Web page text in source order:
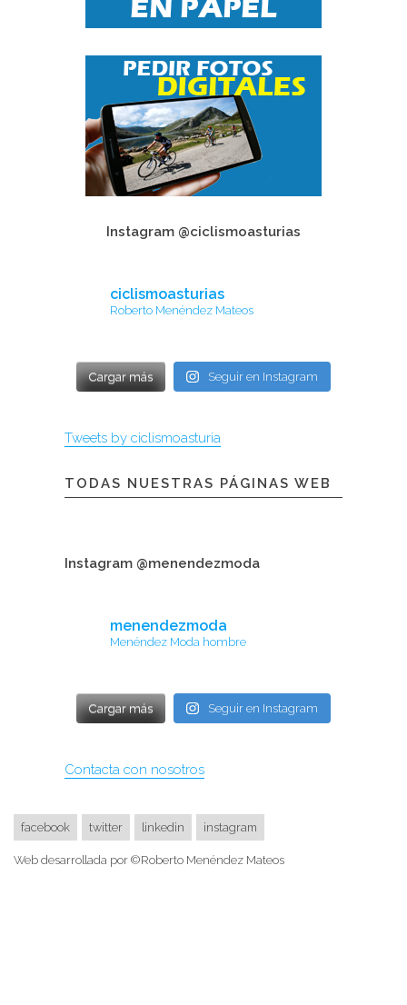
Instagram @ciclismoasturias
ciclismoasturias
Roberto Menéndez Mateos
Cargar más Seguir en Instagram
Tweets by ciclismoasturia
TODAS NUESTRAS PÁGINAS WEB
Instagram @menendezmoda
menendezmoda
Menéndez Moda hombre
Cargar más Seguir en Instagram
Contacta con nosotros
facebook twitter linkedin instagram
Web desarrollada por ©Roberto Menéndez Mateos